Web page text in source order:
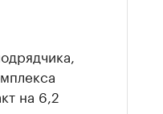
на 6,2